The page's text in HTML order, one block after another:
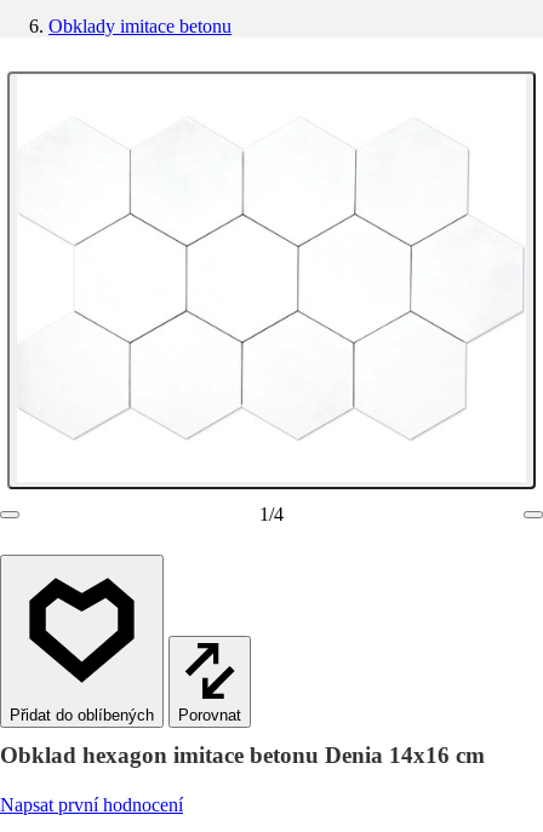
Obklady imitace betonu
1/4
Porovnat
Obklad hexagon imitace betonu Denia 14x16 cm
Napsat první hodnocení